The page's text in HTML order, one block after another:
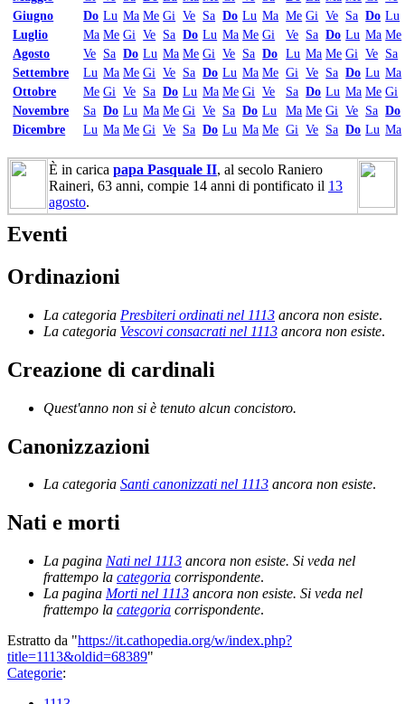
Giugno
Do Lu Ma Me Gi Ve Sa Do Lu Ma Me Gi Ve Sa Do Lu
Luglio
Ma Me Gi Ve Sa Do Lu Ma Me Gi Ve Sa Do Lu Ma Me
Agosto
Ve Sa Do Lu Ma Me Gi Ve Sa Do Lu Ma Me Gi Ve Sa
Settembre
Lu Ma Me Gi Ve Sa Do Lu Ma Me Gi Ve Sa Do Lu Ma
Ottobre
Me Gi Ve Sa Do Lu Ma Me Gi Ve Sa Do Lu Ma Me Gi
Novembre
Sa Do Lu Ma Me Gi Ve Sa Do Lu Ma Me Gi Ve Sa Do
Dicembre
Lu Ma Me Gi Ve Sa Do Lu Ma Me Gi Ve Sa Do Lu Ma
È in carica papa Pasquale II, al secolo Raniero
Raineri, 63 anni, compie 14 anni di pontificato il 13
agosto.
Eventi
Ordinazioni
La categoria Presbiteri ordinati nel 1113 ancora non esiste.
La categoria Vescovi consacrati nel 1113 ancora non esiste.
Creazione di cardinali
Quest'anno non si è tenuto alcun concistoro.
Canonizzazioni
La categoria Santi canonizzati nel 1113 ancora non esiste.
Nati e morti
La pagina Nati nel 1113 ancora non esiste. Si veda nel
frattempo la categoria corrispondente.
La pagina Morti nel 1113 ancora non esiste. Si veda nel
frattempo la categoria corrispondente.
Estratto da "https://it.cathopedia.org/w/index.php?
title=1113&oldid=68389"
Categorie: